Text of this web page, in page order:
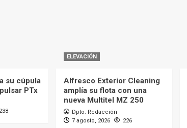
su cúpula
PTx
ELEVACIÓN
Alfresco Exterior Cleaning
amplía su flota con una
nueva Multitel MZ 250
Dpto. Redacción
7 agosto, 2026
226